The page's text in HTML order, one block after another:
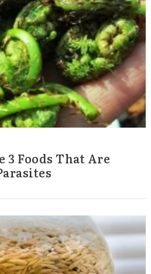
3 Foods That Are